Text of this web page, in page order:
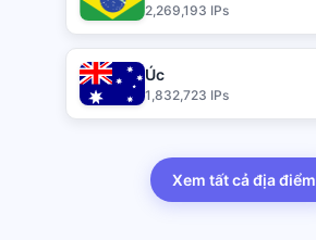
2,269,193 IPs
Úc
1,832,723 IPs
Xem tất cả địa điểm